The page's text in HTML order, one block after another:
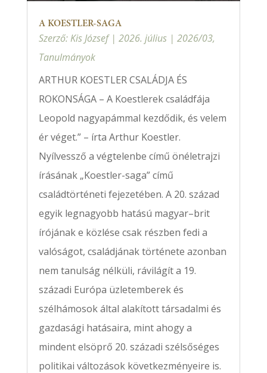
A KOESTLER-SAGA
Szerző:Kis József| 2026. július| 2026/03,
Tanulmányok
ARTHUR KOESTLER CSALÁDJA ÉS
ROKONSÁGA – A Koestlerek családfája
Leopold nagyapámmal kezdődik, és velem
ér véget.” – írta Arthur Koestler.
Nyílvessző a végtelenbe című önéletrajzi
írásának „Koestler-saga” című
családtörténeti fejezetében. A 20. század
egyik legnagyobb hatású magyar–brit
írójának e közlése csak részben fedi a
valóságot, családjának története azonban
nem tanulság nélküli, rávilágít a 19.
századi Európa üzletemberek és
szélhámosok által alakított társadalmi és
gazdasági hatásaira, mint ahogy a
mindent elsöprő 20. századi szélsőséges
politikai változások következményeire is.